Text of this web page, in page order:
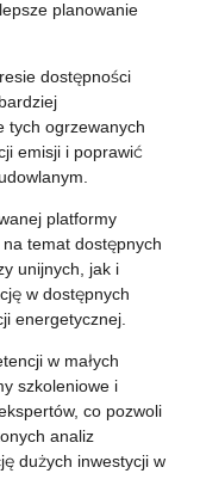
planowanie
dostępności
tych ogrzewanych
emisji i poprawić
platformy
temat dostępnych
unijnych, jak i
w dostępnych
energetycznej.
w małych
szkoleniowe i
co pozwoli
analiz
dużych inwestycji w